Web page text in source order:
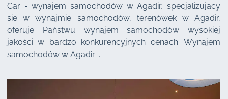
Car - wynajem samochodów w Agadir, specjalizujący
się w wynajmie samochodów, terenówek w Agadir,
oferuje Państwu wynajem samochodów wysokiej
jakości w bardzo konkurencyjnych cenach. Wynajem
samochodów w Agadir ...